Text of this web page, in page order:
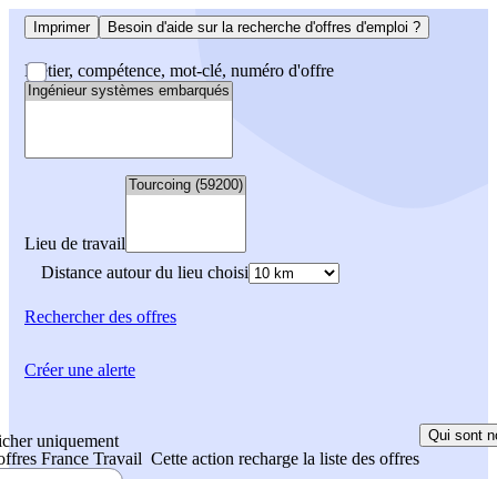
Imprimer Besoin d'aide sur la recherche d'offres d'emploi ?
Métier, compétence, mot-clé, numéro d'offre
Lieu de travail
Distance autour du lieu choisi
Rechercherdes offres
uniquement
France Travail Cette action recharge la liste des offres
Qui sont
Créer une alerte